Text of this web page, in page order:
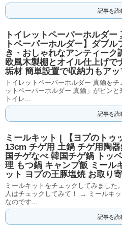
記事を読
トイレットペーパーホルダ
トペーパーホルダー】ダブ
き・おしゃれなアンティーク
欧風木製棚とオイル仕上げで
垢材 簡単設置で収納力もアッ
トイレットペーパーホルダー 真鍮を
ットペーパーホルダー 真鍮」がピン
トイレ...
記事を読
ミールキット | 【ヨプのトゥ
13cm チゲ用 土鍋 チゲ用陶
国チゲなべ 韓国チゲ鍋 トッ
理 もつ鍋 キャンプ飯 ミール
ット ヨプの王豚塩焼 お取り
ミールキットをチェックしてみました
人はチェックしてみて！ → ミールキ
なのです...
記事を読